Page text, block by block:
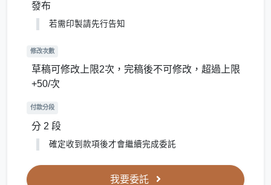
發布
若需印製請先行告知
修改次數
草稿可修改上限2次，完稿後不可修改，超過上限
+50/次
付款分段
分 2 段
確定收到款項後才會繼續完成委託
我要委託